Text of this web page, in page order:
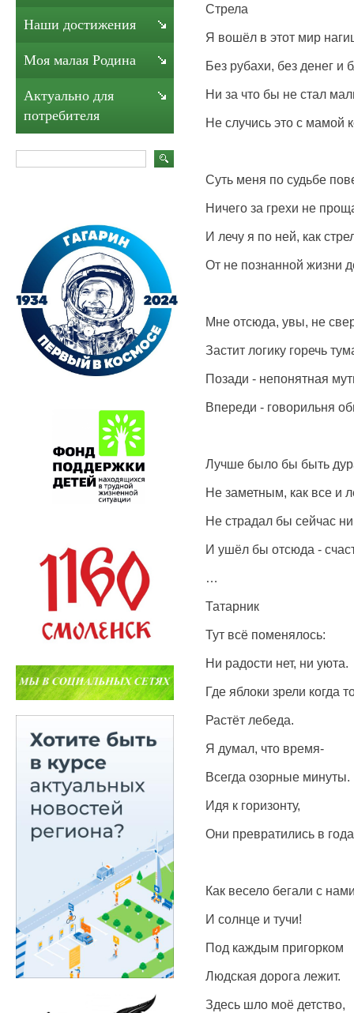
Стрела
Я вошёл в этот мир
Без рубахи, без денег и
Ни за что бы не стал
Не случись это с мамой
Суть меня по судьбе
Ничего за грехи не
И лечу я по ней, как
От не познанной жизни
Мне отсюда, увы, не
Застит логику горечь
Позади - непонятная
Впереди - говорильня
Лучше было бы быть
Не заметным, как все и
Не страдал бы сейчас
И ушёл бы отсюда -
Татарник
Тут всё поменялось:
Ни радости нет, ни уюта.
Где яблоки зрели когда
Растёт лебеда.
Я думал, что время-
Всегда озорные минуты.
Идя к горизонту,
Они превратились в
Как весело бегали с
И солнце и тучи!
Под каждым пригорком
Людская дорога лежит.
Здесь шло моё детство,
Наши достижения
Моя малая Родина
Актуально для
потребителя